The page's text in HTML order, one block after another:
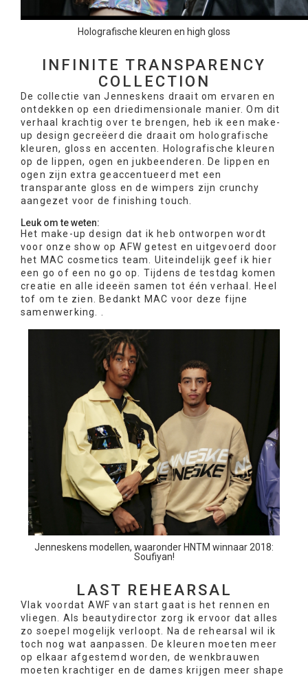
Holografische kleuren en high gloss
INFINITE TRANSPARENCY
COLLECTION
De collectie van Jenneskens draait om ervaren en
ontdekken op een driedimensionale manier. Om dit
verhaal krachtig over te brengen, heb ik een make-
up design gecreëerd die draait om holografische
kleuren, gloss en accenten. Holografische kleuren
op de lippen, ogen en jukbeenderen. De lippen en
ogen zijn extra geaccentueerd met een
transparante gloss en de wimpers zijn crunchy
aangezet voor de finishing touch.
Leuk om te weten:
Het make-up design dat ik heb ontworpen wordt
voor onze show op AFW getest en uitgevoerd door
het MAC cosmetics team. Uiteindelijk geef ik hier
een go of een no go op. Tijdens de testdag komen
creatie en alle ideeën samen tot één verhaal. Heel
tof om te zien. Bedankt MAC voor deze fijne
samenwerking. .
Jenneskens modellen, waaronder HNTM winnaar 2018:
Soufiyan!
LAST REHEARSAL
Vlak voordat AWF van start gaat is het rennen en
vliegen. Als beautydirector zorg ik ervoor dat alles
zo soepel mogelijk verloopt. Na de rehearsal wil ik
toch nog wat aanpassen. De kleuren moeten meer
op elkaar afgestemd worden, de wenkbrauwen
moeten krachtiger en de dames krijgen meer shape